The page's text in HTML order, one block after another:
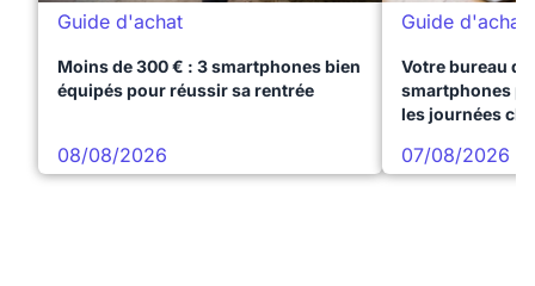
Guide d'achat
Moins de 300 € : 3 smartphones bien
équipés pour réussir sa rentrée
08/08/2026
Guide d'achat
Votre bureau
smartphones
les journées
07/08/2026